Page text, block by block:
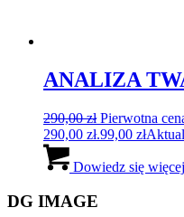
ANALIZA
290,00zł Pierwotna
290,00 zł.99,00 zł
Dowiedz się więcej
DG IMAGE